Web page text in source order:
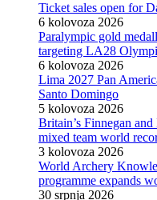
Ticket sales open for
6 kolovoza 2026
Paralympic gold
targeting LA28
6 kolovoza 2026
Lima 2027 Pan
Santo Domingo
5 kolovoza 2026
Britain’s Finnegan
mixed team world
3 kolovoza 2026
World Archery
programme expands
30 srpnja 2026